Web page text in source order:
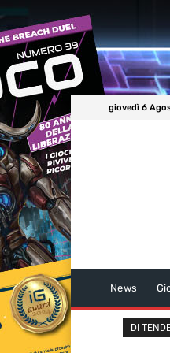
giovedì 6
News
DI